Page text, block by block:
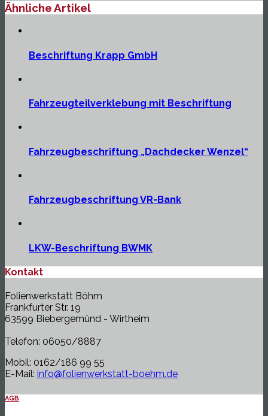
Ähnliche Artikel
Beschriftung Krapp GmbH
Fahrzeugteilverklebung mit Beschriftung
Fahrzeugbeschriftung „Dachdecker Wenzel“
Fahrzeugbeschriftung VR-Bank
LKW-Beschriftung BWMK
Kontakt
Folienwerkstatt Böhm
Frankfurter Str. 19
63599 Biebergemünd - Wirtheim
Telefon: 06050/8887
Mobil: 0162/186 99 55
E-Mail: info@folienwerkstatt-boehm.de
AGB